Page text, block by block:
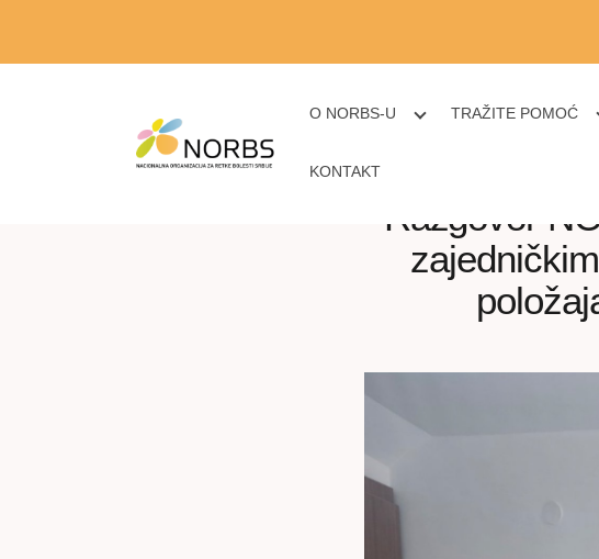
O NORBS-U TRAŽITE POMOĆ
KONTAKT
Razgovor